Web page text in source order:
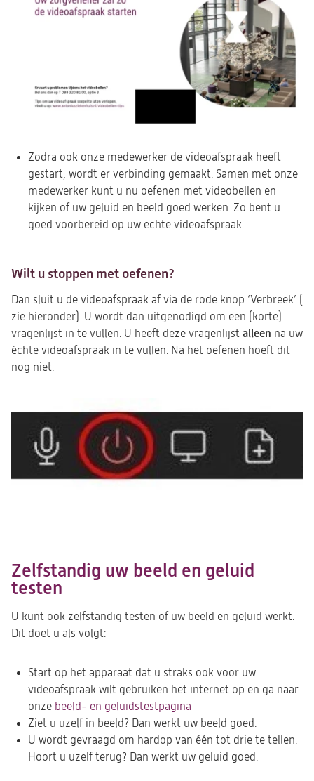
Zodra ook onze medewerker de videoafspraak heeft
gestart, wordt er verbinding gemaakt. Samen met onze
medewerker kunt u nu oefenen met videobellen en
kijken of uw geluid en beeld goed werken. Zo bent u
goed voorbereid op uw echte videoafspraak.
Wilt u stoppen met oefenen?
Dan sluit u de videoafspraak af via de rode knop ‘Verbreek’ (
zie hieronder). U wordt dan uitgenodigd om een (korte)
vragenlijst in te vullen. U heeft deze vragenlijst alleen na uw
échte videoafspraak in te vullen. Na het oefenen hoeft dit
nog niet.
Zelfstandig uw beeld en geluid
testen
U kunt ook zelfstandig testen of uw beeld en geluid werkt.
Dit doet u als volgt:
Start op het apparaat dat u straks ook voor uw
videoafspraak wilt gebruiken het internet op en ga naar
onze beeld- en geluidstestpagina
in
een
nieuwe
Ziet u uzelf in beeld? Dan werkt uw beeld goed.
U wordt gevraagd om hardop van één tot drie te tellen.
Hoort u uzelf terug? Dan werkt uw geluid goed.